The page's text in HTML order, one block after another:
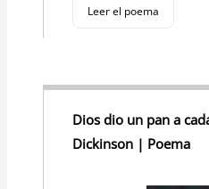
Leer el poema
Dios dio un pan a
Dickinson | Poema